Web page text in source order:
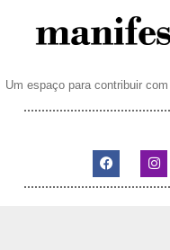
Um espaço para contribuir